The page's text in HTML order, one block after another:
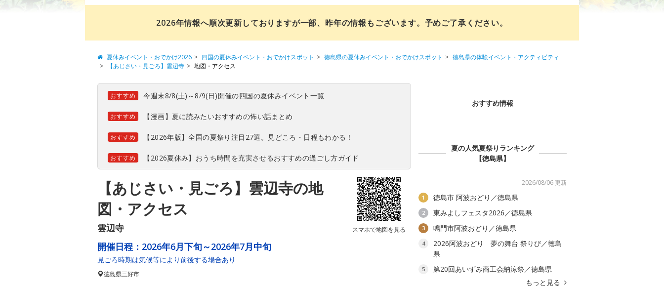
2026年情報へ順次更新しておりますが一部、昨年の情報もございます。予めご了承ください。
夏休みイベント・おでかけ2026 四国の夏休みイベント・おでかけスポット 徳島県の夏休みイベント・おでかけスポット
徳島県の体験イベント・アクティビティ
【あじさい・見ごろ】雲辺寺
地図・アクセス
おすすめ 今週末8/8(土)～8/9(日)開催の四国の夏休みイベント一覧
おすすめ 【漫画】夏に読みたいおすすめの怖い話まとめ
おすすめ 【2026年版】全国の夏祭り注目27選。見どころ・日程もわかる！
おすすめ 【2026夏休み】おうち時間を充実させるおすすめの過ごし方ガイド
【あじさい・見ごろ】雲辺寺の地
図・アクセス
雲辺寺 スマホで地図を見る
開催日程： 2026年6月下旬～2026年7月中旬
見ごろ時期は気候等により前後する場合あり
徳島県三好市
おすすめ情報
夏の人気夏祭りランキング
【徳島県】
2026/08/06 更新
1 徳島市 阿波おどり／徳島県
2 東みよしフェスタ2026／徳島県
3 鳴門市阿波おどり／徳島県
4
2026阿波おどり 夢の舞台 祭りび／徳島
県
5
第20回あいずみ商工会納涼祭／徳島県
もっと見る